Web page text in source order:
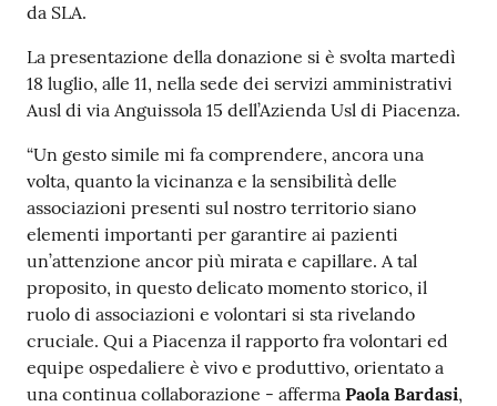
Novità
Scuole
Imprese
ed Enti
Seguici
su
da SLA.
La presentazione della donazione si è svolta martedì
18 luglio, alle 11, nella sede dei servizi amministrativi
Ausl di via Anguissola 15 dell’Azienda Usl di Piacenza.
“Un gesto simile mi fa comprendere, ancora una
volta, quanto la vicinanza e la sensibilità delle
associazioni presenti sul nostro territorio siano
elementi importanti per garantire ai pazienti
un’attenzione ancor più mirata e capillare. A tal
proposito, in questo delicato momento storico, il
ruolo di associazioni e volontari si sta rivelando
cruciale. Qui a Piacenza il rapporto fra volontari ed
equipe ospedaliere è vivo e produttivo, orientato a
una continua collaborazione - afferma Paola Bardasi,